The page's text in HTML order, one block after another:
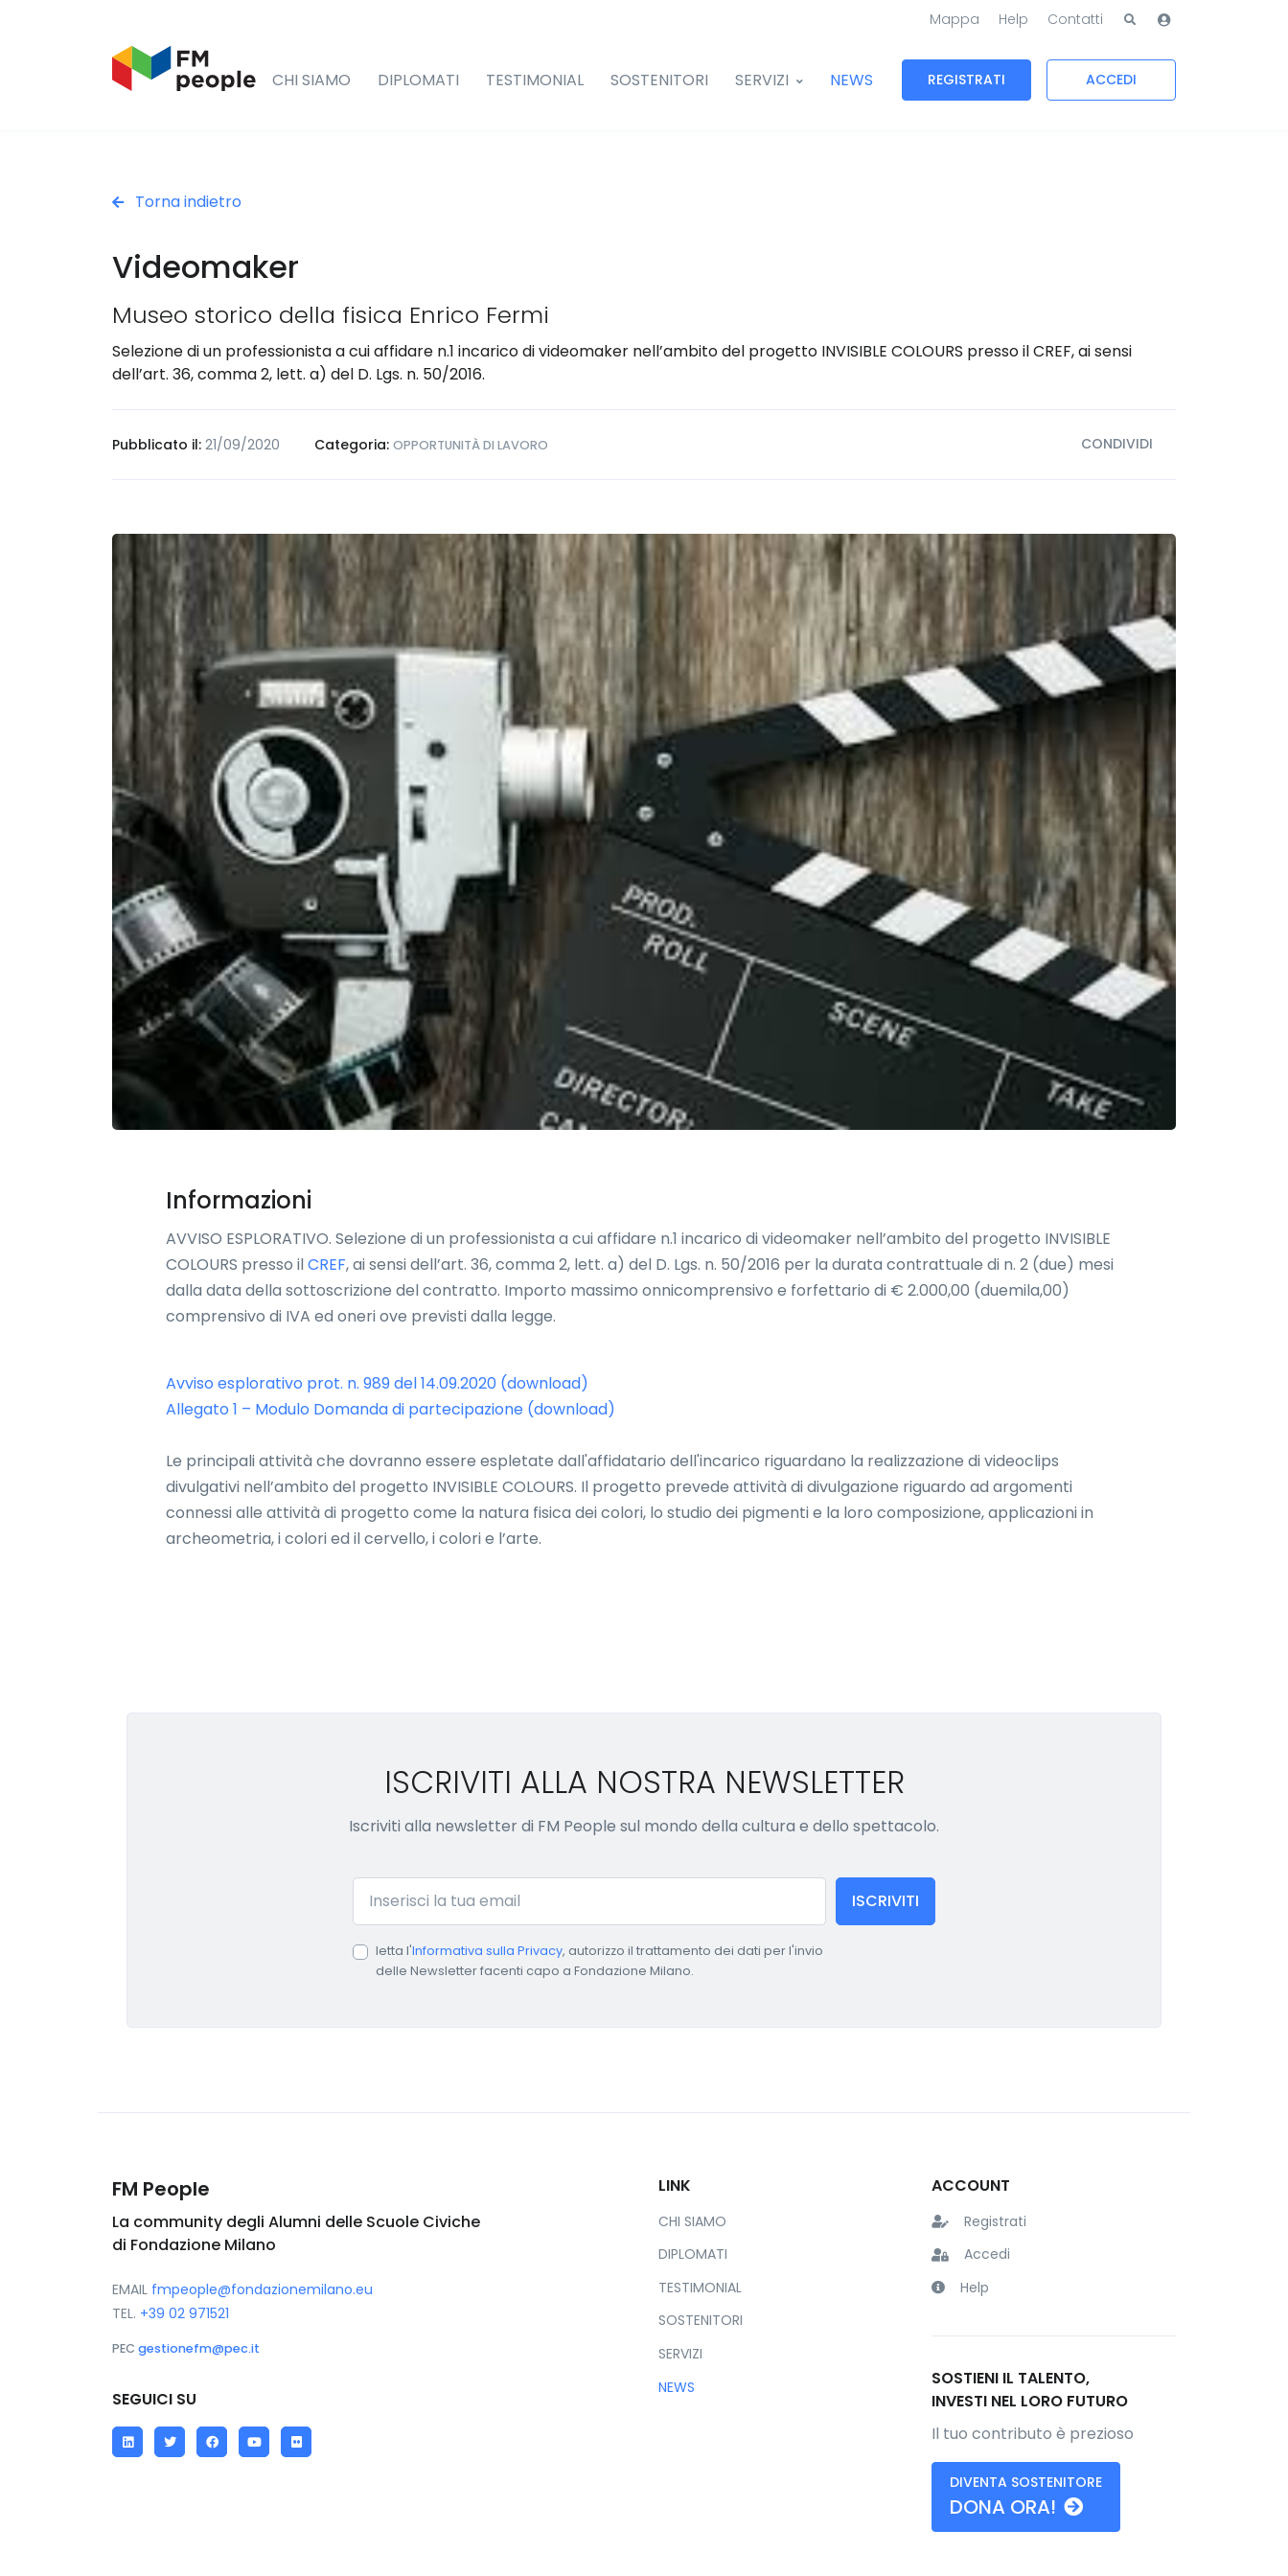
Mappa Help Contatti
CHI SIAMO DIPLOMATI TESTIMONIAL SOSTENITORI SERVIZI NEWS REGISTRATI ACCEDI
Torna indietro
Videomaker
Museo storico della fisica Enrico Fermi
Selezione di un professionista a cui affidare n.1 incarico di videomaker nell’ambito del progetto INVISIBLE COLOURS presso il CREF, ai sensi
dell’art. 36, comma 2, lett. a) del D. Lgs. n. 50/2016.
Pubblicato il: 21/09/2020 Categoria: OPPORTUNITÀ DI LAVORO CONDIVIDI
Informazioni
AVVISO ESPLORATIVO. Selezione di un professionista a cui affidare n.1 incarico di videomaker nell’ambito del progetto INVISIBLE
COLOURS presso ilCREF, ai sensi dell’art. 36, comma 2, lett. a) del D. Lgs. n. 50/2016 per la durata contrattuale di n. 2 (due) mesi
dalla data della sottoscrizione del contratto. Importo massimo onnicomprensivo e forfettario di € 2.000,00 (duemila,00)
comprensivo di IVA ed oneri ove previsti dalla legge.
Avviso esplorativo prot. n. 989 del 14.09.2020 (download)
Allegato 1 – Modulo Domanda di partecipazione (download)
Le principali attività che dovranno essere espletate dall'affidatario dell'incarico riguardano la realizzazione di videoclips
divulgativi nell’ambito del progetto INVISIBLE COLOURS. Il progetto prevede attività di divulgazione riguardo ad argomenti
connessi alle attività di progetto come la natura fisica dei colori, lo studio dei pigmenti e la loro composizione, applicazioni in
archeometria, i colori ed il cervello, i colori e l’arte.
ISCRIVITI ALLA NOSTRA NEWSLETTER
Iscriviti alla newsletter di FM People sul mondo della cultura e dello spettacolo.
Email
ISCRIVITI
letta l'Informativa sulla Privacy, autorizzo il trattamento dei dati per l'invio
delle Newsletter facenti capo a Fondazione Milano.
LINK
CHI SIAMO
DIPLOMATI
TESTIMONIAL
SOSTENITORI
SERVIZI
NEWS
ACCOUNT
Registrati
Accedi
Help
SOSTIENI IL TALENTO,
INVESTI NEL LORO FUTURO
Il tuo contributo è prezioso
DIVENTA SOSTENITORE
DONA ORA!
FM People
La community degli Alumni delle Scuole Civiche
di Fondazione Milano
EMAIL fmpeople@fondazionemilano.eu
TEL. +39 02 971521
PEC gestionefm@pec.it
SEGUICI SU
LinkedInTwitterFacebookYouTube
Flickr